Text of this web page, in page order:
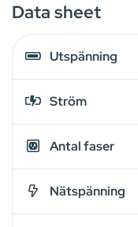
Data sheet
Utspänning
Ström
Antal faser
Nätspänning